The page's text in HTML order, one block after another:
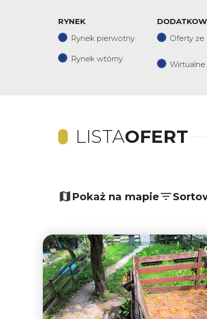
RYNEK
Rynek pierwotny
Rynek wtórny
Oferty ze
LISTAOFERT
−Pokaż na mapie